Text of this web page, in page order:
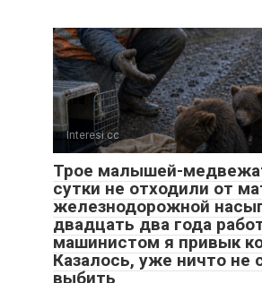
Interesi.cc
Трое малышей-
сутки не отходили от
железнодорожной
двадцать два года
машинистом я привык
Казалось, уже ничто не
выбить